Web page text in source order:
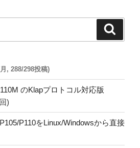
, 288/298投稿)
のKlapプロトコル対応版
)
P110をLinux/Windowsから直接